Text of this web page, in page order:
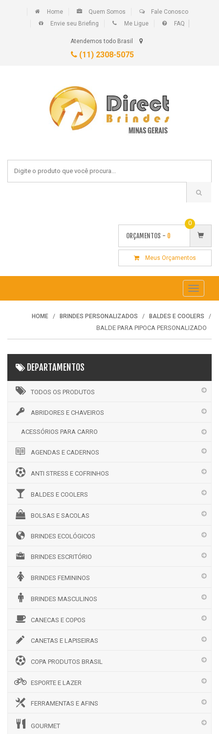
Home Quem Somos
Fale Conosco
Envie seu Briefing
Me Ligue FAQ
Atendemos todo Brasil
(11) 2308-5075
ORÇAMENTOS - 0
0
Meus Orçamentos
Toggle
HOME BRINDES PERSONALIZADOS BALDES E COOLERS
BALDE PARA PIPOCA PERSONALIZADO
DEPARTAMENTOS
TODOS OS PRODUTOS
ABRIDORES E CHAVEIROS
ACESSÓRIOS PARA CARRO
AGENDAS E CADERNOS
ANTI STRESS E COFRINHOS
BALDES E COOLERS
BOLSAS E SACOLAS
BRINDES ECOLÓGICOS
BRINDES ESCRITÓRIO
BRINDES FEMININOS
BRINDES MASCULINOS
CANECAS E COPOS
CANETAS E LAPISEIRAS
COPA PRODUTOS BRASIL
ESPORTE E LAZER
FERRAMENTAS E AFINS
GOURMET